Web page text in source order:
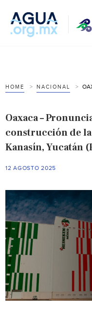
HOME NACIONAL
Oaxaca –
construcción de
Kanasín, Yucatán
12 AGOSTO 2025